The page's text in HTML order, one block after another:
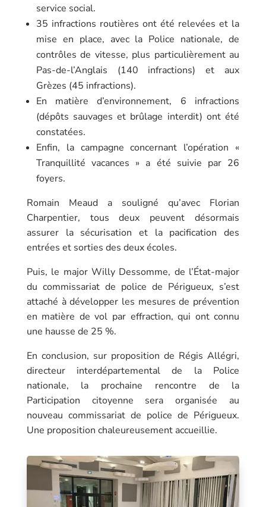
service social.
35 infractions routières ont été relevées et la
mise en place, avec la Police nationale, de
contrôles de vitesse, plus particulièrement au
Pas-de-l’Anglais (140 infractions) et aux
Grèzes (45 infractions).
En matière d’environnement, 6 infractions
(dépôts sauvages et brûlage interdit) ont été
constatées.
Enfin, la campagne concernant l’opération «
Tranquillité vacances » a été suivie par 26
foyers.
Romain Meaud a souligné qu’avec Florian
Charpentier, tous deux peuvent désormais
assurer la sécurisation et la pacification des
entrées et sorties des deux écoles.
Puis, le major Willy Dessomme, de l’État-major
du commissariat de police de Périgueux, s’est
attaché à développer les mesures de prévention
en matière de vol par effraction, qui ont connu
une hausse de 25 %.
En conclusion, sur proposition de Régis Allégri,
directeur interdépartemental de la Police
nationale, la prochaine rencontre de la
Participation citoyenne sera organisée au
nouveau commissariat de police de Périgueux.
Une proposition chaleureusement accueillie.